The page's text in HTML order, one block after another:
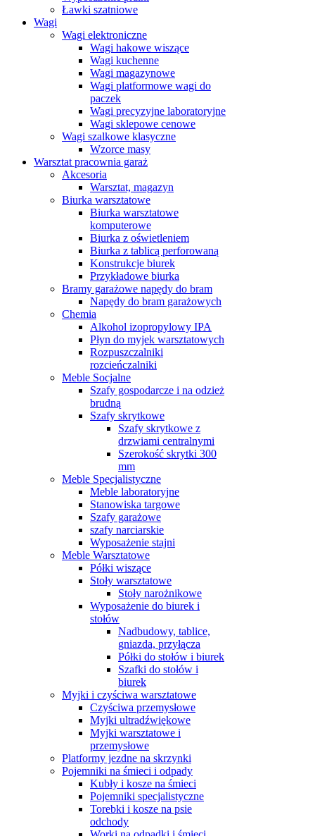
Ławki szatniowe
Wagi
Wagi elektroniczne
Wagi hakowe wiszące
Wagi kuchenne
Wagi magazynowe
Wagi platformowe wagi do
paczek
Wagi precyzyjne laboratoryjne
Wagi sklepowe cenowe
Wagi szalkowe klasyczne
Wzorce masy
Warsztat pracownia garaż
Akcesoria
Warsztat, magazyn
Biurka warsztatowe
Biurka warsztatowe
komputerowe
Biurka z oświetleniem
Biurka z tablicą perforowaną
Konstrukcje biurek
Przykładowe biurka
Bramy garażowe napędy do bram
Napędy do bram garażowych
Chemia
Alkohol izopropylowy IPA
Płyn do myjek warsztatowych
Rozpuszczalniki
rozcieńczalniki
Meble Socjalne
Szafy gospodarcze i na odzież
brudną
Szafy skrytkowe
Szafy skrytkowe z
drzwiami centralnymi
Szerokość skrytki 300
mm
Meble Specjalistyczne
Meble laboratoryjne
Stanowiska targowe
Szafy garażowe
szafy narciarskie
Wyposażenie stajni
Meble Warsztatowe
Półki wiszące
Stoły warsztatowe
Stoły narożnikowe
Wyposażenie do biurek i
stołów
Nadbudowy, tablice,
gniazda, przyłącza
Półki do stołów i biurek
Szafki do stołów i
biurek
Myjki i czyściwa warsztatowe
Czyściwa przemysłowe
Myjki ultradźwiękowe
Myjki warsztatowe i
przemysłowe
Platformy jezdne na skrzynki
Pojemniki na śmieci i odpady
Kubły i kosze na śmieci
Pojemniki specjalistyczne
Torebki i kosze na psie
odchody